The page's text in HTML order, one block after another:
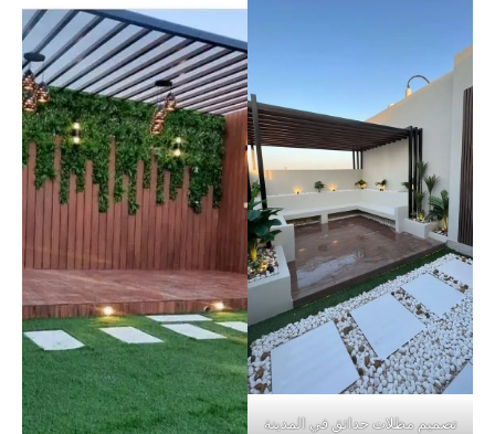
تصميم مظلات حدائق في المدينة